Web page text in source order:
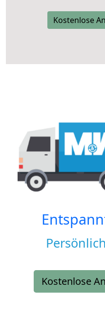
Kostenlose
Kostenlose